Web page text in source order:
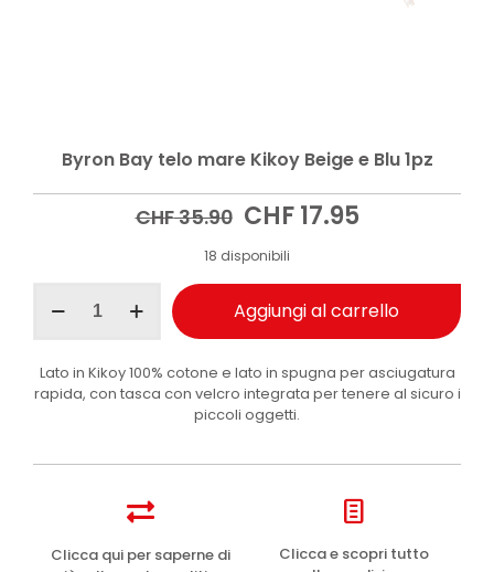
Byron Bay telo mare Kikoy Beige e Blu 1pz
CHF35.90 Il
originale
era:
CHF 35.90.
CHF17.95Il
è:
CHF 17.95.
18 disponibili
Bay
Kikoy
Beige
1pz
Aggiungi al carrello
Lato in Kikoy 100% cotone e lato in spugna per asciugatura
rapida, con tasca con velcro integrata per tenere al sicuro i
piccoli oggetti.
Clicca qui per saperne di
Clicca e scopri tutto